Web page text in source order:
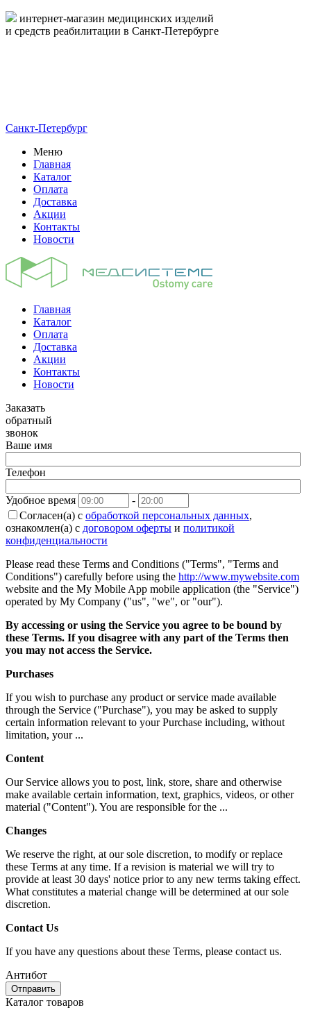
интернет-магазин медицинских изделий
и средств реабилитации в Санкт-Петербурге
Санкт-Петербург
Меню
Главная
Каталог
Оплата
Доставка
Акции
Контакты
Новости
Главная
Каталог
Оплата
Доставка
Акции
Контакты
Новости
Заказать
обратный
звонок
Ваше имя
Телефон
Удобное время
-
Согласен(а) с обработкой персональных данных,
ознакомлен(а) с договором оферты и политикой
конфиденциальности
Please read these Terms and Conditions ("Terms", "Terms and
Conditions") carefully before using the http://www.mywebsite.com
website and the My Mobile App mobile application (the "Service")
operated by My Company ("us", "we", or "our").
By accessing or using the Service you agree to be bound by
these Terms. If you disagree with any part of the Terms then
you may not access the Service.
Purchases
If you wish to purchase any product or service made available
through the Service ("Purchase"), you may be asked to supply
certain information relevant to your Purchase including, without
limitation, your ...
Content
Our Service allows you to post, link, store, share and otherwise
make available certain information, text, graphics, videos, or other
material ("Content"). You are responsible for the ...
Changes
We reserve the right, at our sole discretion, to modify or replace
these Terms at any time. If a revision is material we will try to
provide at least 30 days' notice prior to any new terms taking effect.
What constitutes a material change will be determined at our sole
discretion.
Contact Us
If you have any questions about these Terms, please contact us.
Антибот
Отправить
Каталог товаров